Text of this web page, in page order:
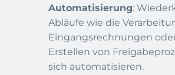
Automatisierung:
Abläufe wie die
Eingangsrechnungen
Erstellen von
sich automatisieren.